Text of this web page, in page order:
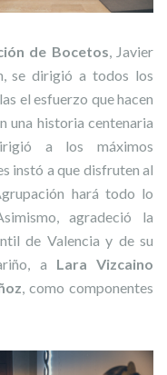
de Bocetos, Javier
se dirigió a todos los
el esfuerzo que hacen
una historia centenaria
a los máximos
instó a que disfruten al
hará todo lo
agradeció la
de Valencia y de su
a Lara Vizcaino
, como componentes